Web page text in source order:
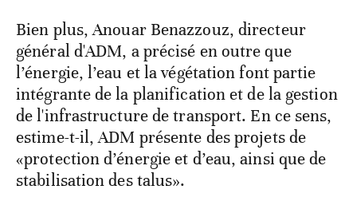
Bien plus, Anouar Benazzouz, directeur
général d'ADM, a précisé en outre que
l’énergie, l’eau et la végétation font partie
intégrante de la planification et de la gestion
de l'infrastructure de transport. En ce sens,
estime-t-il, ADM présente des projets de
«protection d’énergie et d’eau, ainsi que de
stabilisation des talus».